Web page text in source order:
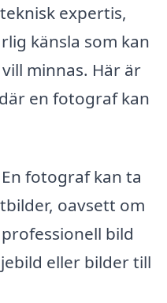
expertis,
känsla som kan
minnas. Här är
en fotograf kan
En fotograf kan ta
oavsett om
bild
eller bilder till